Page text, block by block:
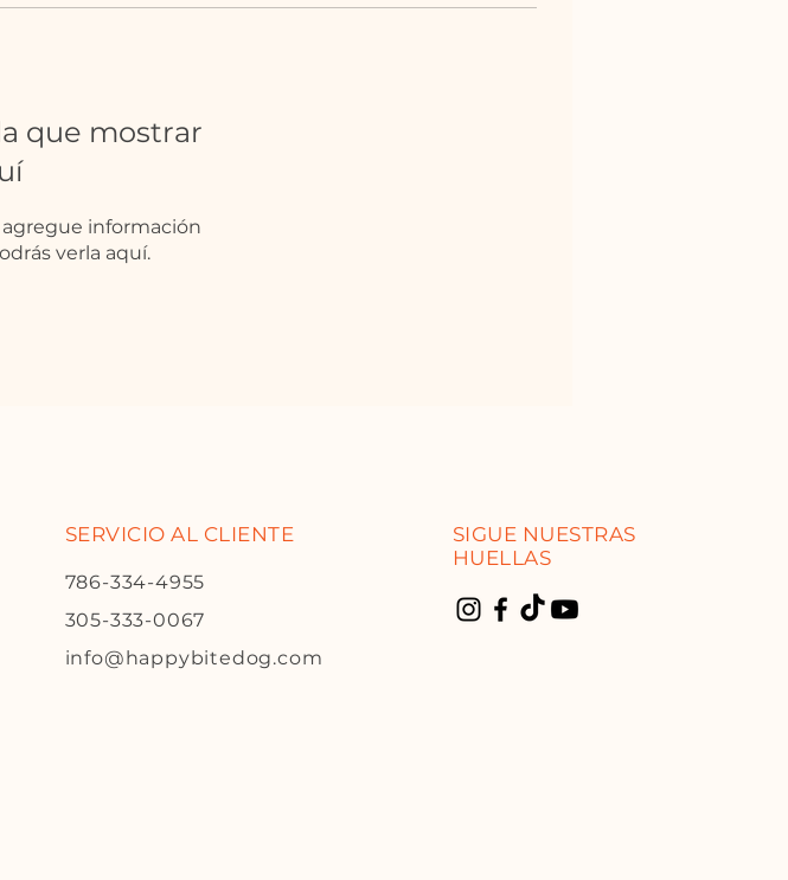
que mostrar
información
verla aquí.
SERVICIO AL CLIENTE
786-334-4955
305-333-0067
info@happybitedog.com
SIGUE NUESTRAS
HUELLAS